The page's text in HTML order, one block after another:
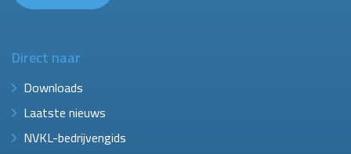
Direct naar
Downloads
Laatste nieuws
NVKL-bedrijvengids